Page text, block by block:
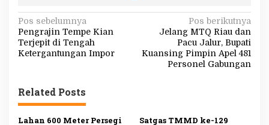
N
a
v
g
a
Pos sebelumnya
Pengrajin Tempe Kian
Terjepit di Tengah
Ketergantungan Impor
Pos berikutnya
Jelang MTQ Riau dan
Pacu Jalur, Bupati
Kuansing Pimpin Apel 481
Personel Gabungan
Related Posts
Lahan 600 Meter Persegi Satgas TMMD ke-129